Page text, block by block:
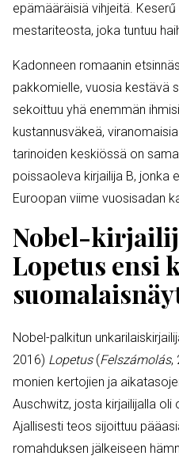
epämääräisiä vihjeitä.
mestariteosta, joka tuntuu
Kadonneen romaanin
pakkomielle, vuosia kestävä
sekoittuu yhä enemmän
kustannusväkeä,
tarinoiden keskiössä on
poissaoleva kirjailija B, jonka
Euroopan viime vuosisadan
Nobel-
Lopetus ensi
Nobel-palkitun
2016) Lopetus(Felszámolás,
monien kertojien ja
Auschwitz, josta kirjailijalla
Ajallisesti teos sijoittuu
romahduksen jälkeiseen